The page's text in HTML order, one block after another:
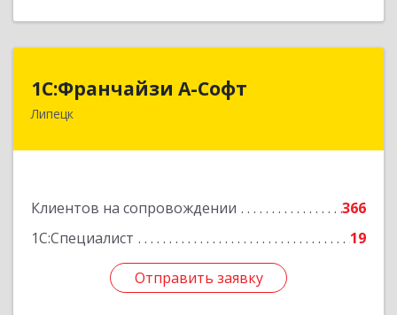
1С:Франчайзи А-Софт
Липецк
Клиентов на сопровождении
366
1С:Специалист
19
Отправить заявку
1С:Франчайзи А-Софт
398059, Липецкая обл, Липецк г, Фрунзе ул,
Отправить заявку